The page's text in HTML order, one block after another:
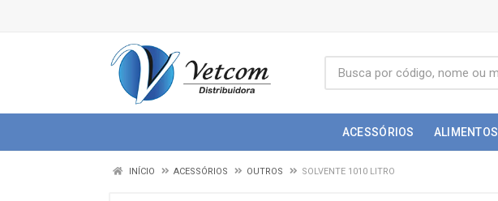
ACESSÓRIOS ALIMENTOS
INÍCIO ACESSÓRIOS OUTROS SOLVENTE 1010 LITRO